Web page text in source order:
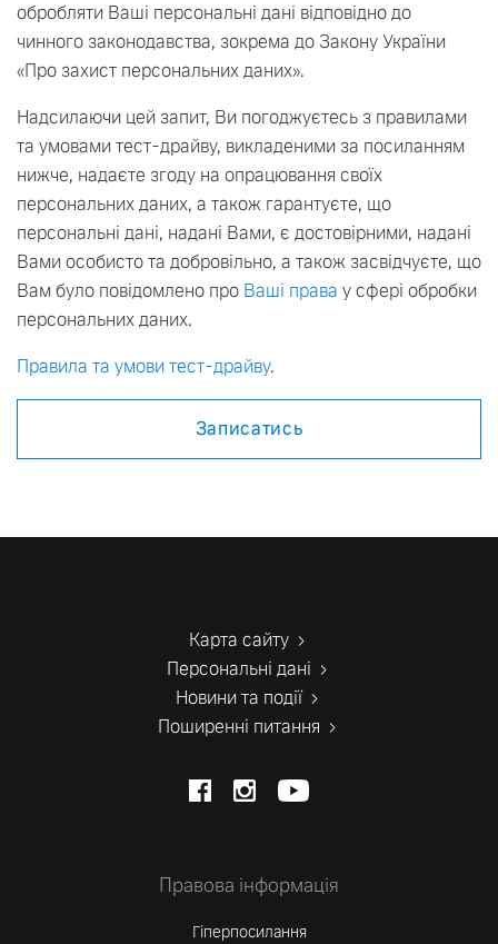
обробляти Ваші персональні дані відповідно до
чинного законодавства, зокрема до Закону України
«Про захист персональних даних».
Надсилаючи цей запит, Ви погоджуєтесь з правилами
та умовами тест-драйву, викладеними за посиланням
нижче, надаєте згоду на опрацювання своїх
персональних даних, а також гарантуєте, що
персональні дані, надані Вами, є достовірними, надані
Вами особисто та добровільно, а також засвідчуєте, що
Вам було повідомлено про Ваші права у сфері обробки
персональних даних.
Правила та умови тест-драйву.
Записатись
Карта сайту
Персональні дані
Новини та події
Поширенні питання
Правова інформація
Гіперпосилання